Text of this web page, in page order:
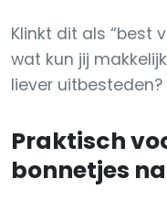
Klinkt dit als “best
wat kun jij
liever uitbesteden?
Praktisch
bonnetjes